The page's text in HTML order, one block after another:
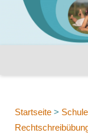
Startseite > Schule